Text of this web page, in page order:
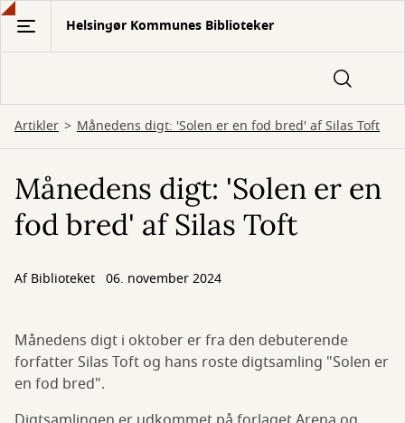
Gå
hovedindhold
Helsingør Kommunes Biblioteker
Artikler Månedens digt: 'Solen er en fod bred' af Silas Toft
Månedens digt: 'Solen er en
fod bred' af Silas Toft
Af Biblioteket 06. november 2024
Månedens digt i oktober er fra den debuterende
forfatter Silas Toft og hans roste digtsamling "Solen er
en fod bred".